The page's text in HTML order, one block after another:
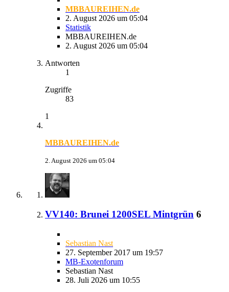
MBBAUREIHEN.de
2. August 2026 um 05:04
Statistik
MBBAUREIHEN.de
2. August 2026 um 05:04
Antworten
1
Zugriffe
83
1
MBBAUREIHEN.de
2. August 2026 um 05:04
VV140: Brunei 1200SEL Mintgrün 6
Sebastian Nast
27. September 2017 um 19:57
MB-Exotenforum
Sebastian Nast
28. Juli 2026 um 10:55